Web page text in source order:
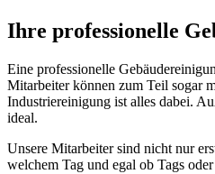
Ihre professionelle
Eine professionelle
Mitarbeiter können zum Teil sogar
Industriereinigung ist alles dabei.
ideal.
Unsere Mitarbeiter sind nicht nur
welchem Tag und egal ob Tags